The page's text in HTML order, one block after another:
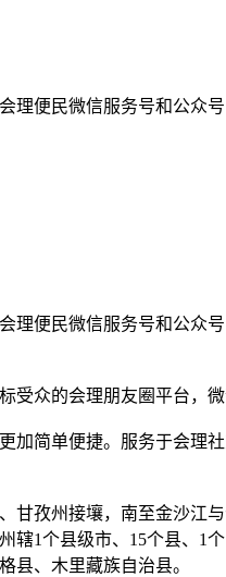
便民微信服务号和公众
便民微信服务号和公众
众的会理朋友圈平台，
简单便捷。服务于会理
孜州接壤，南至金沙江
1个县级市、15个县、1
县、木里藏族自治县。